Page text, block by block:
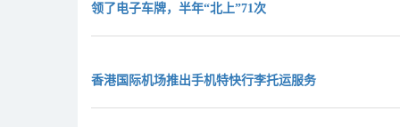
领了电子车牌，半年“北上”71次
香港国际机场推出手机特快行李托运服务